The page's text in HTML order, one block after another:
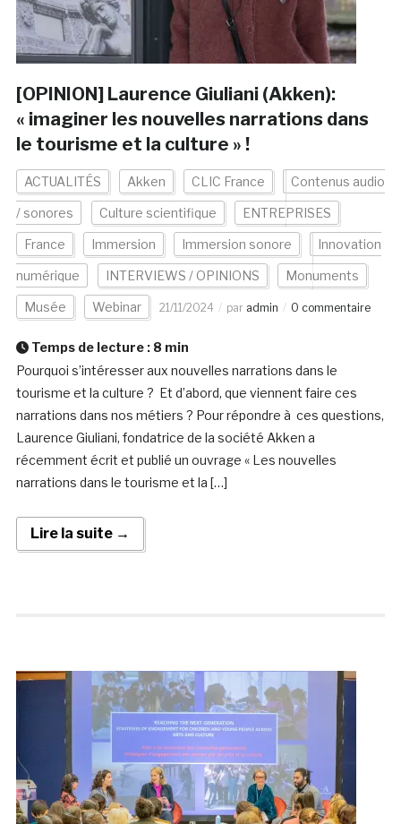
[OPINION] Laurence Giuliani (Akken):
« imaginer les nouvelles narrations dans
le tourisme et la culture » !
ACTUALITÉS Akken CLIC France Contenus audio
/ sonores Culture scientifique ENTREPRISES
France Immersion Immersion sonore Innovation
numérique INTERVIEWS / OPINIONS Monuments
Musée Webinar 21/11/2024 par admin 0 commentaire
Temps de lecture : 8 min
Pourquoi s’intéresser aux nouvelles narrations dans le
tourisme et la culture ? Et d’abord, que viennent faire ces
narrations dans nos métiers ? Pour répondre à ces questions,
Laurence Giuliani, fondatrice de la société Akken a
récemment écrit et publié un ouvrage « Les nouvelles
narrations dans le tourisme et la […]
Lire la suite →